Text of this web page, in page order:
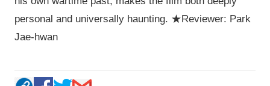
personal and universally haunting. ★Reviewer: Park
Jae-hwan